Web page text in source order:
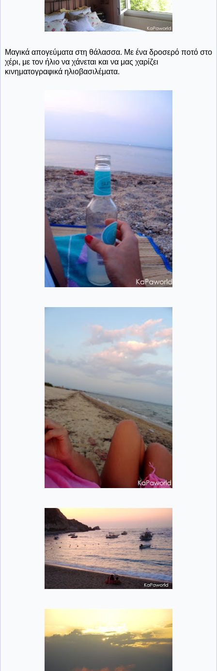
Μαγικά απογεύματα στη θάλασσα. Με ένα δροσερό ποτό στο
χέρι, με τον ήλιο να χάνεται και να μας χαρίζει
κινηματογραφικά ηλιοβασιλέματα.